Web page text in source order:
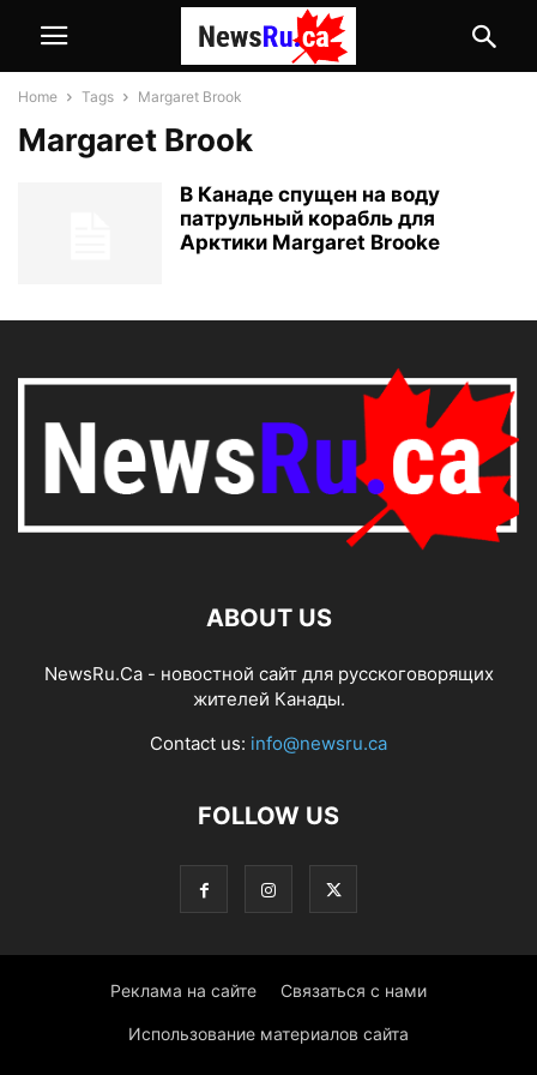
Home Tags Margaret Brook
Margaret Brook
В Канаде спущен на воду
патрульный корабль для
Арктики Margaret Brooke
ABOUT US
NewsRu.Ca - новостной сайт для русскоговорящих
жителей Канады.
Contact us: info@newsru.ca
FOLLOW US
Реклама на сайте Связаться с нами
Использование материалов сайта